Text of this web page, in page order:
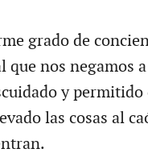
grado de
que nos negamos
y permitido
las cosas al